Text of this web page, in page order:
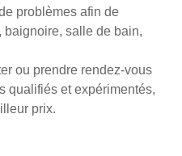
problèmes afin de
salle de bain,
ou prendre rendez-vous
qualifiés et expérimentés,
prix.